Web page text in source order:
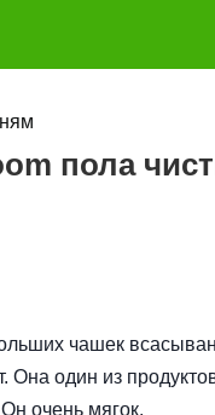
пола
чашек
один из
очень мягок.